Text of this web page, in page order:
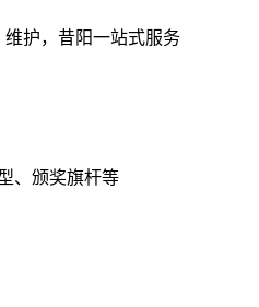
护，昔阳一站式服务
、颁奖旗杆等